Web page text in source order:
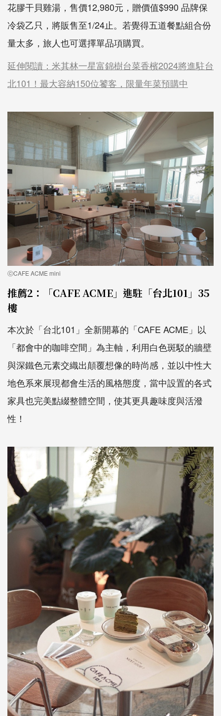
花膠干貝雞湯，售價12,980元，贈價值$990 品牌保
冷袋乙只，將販售至1/24止。若覺得五道餐點組合份
量太多，旅人也可選擇單品項購買。
延伸閱讀：米其林一星富錦樹台菜香檳2024將進駐台
北101！最大容納150位饕客，限量年菜預購中
ⓒCAFE ACME mini
推薦2：「CAFE ACME」進駐「台北101」35
樓
本次於「台北101」全新開幕的「CAFE ACME」以
「都會中的咖啡空間」為主軸，利用白色斑駁的牆壁
與深鐵色元素交織出顛覆想像的時尚感，並以中性大
地色系來展現都會生活的風格態度，當中設置的各式
家具也完美點綴整體空間，使其更具趣味度與活潑
性！